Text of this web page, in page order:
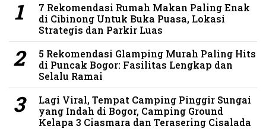
7 Rekomendasi Rumah Makan Paling Enak
di Cibinong Untuk Buka Puasa, Lokasi
Strategis dan Parkir Luas
5 Rekomendasi Glamping Murah Paling Hits
di Puncak Bogor: Fasilitas Lengkap dan
Selalu Ramai
Lagi Viral, Tempat Camping Pinggir Sungai
yang Indah di Bogor, Camping Ground
Kelapa 3 Ciasmara dan Terasering Cisalada